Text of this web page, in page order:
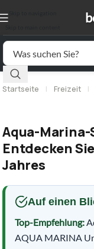
Startseite | Freizeit |
Aqua-Marina-
Entdecken
Jahres
Auf einen
Top-Empfehlung:
AQUA MARINA